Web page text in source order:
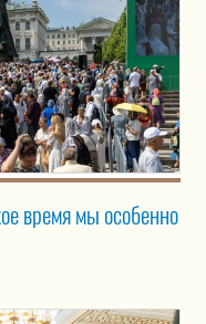
время мы особенно